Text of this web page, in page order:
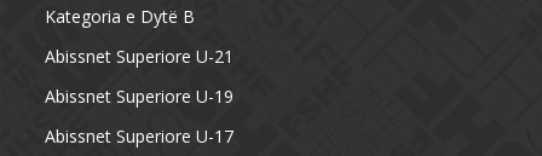
Kategoria e Dytë B
Abissnet Superiore U-21
Abissnet Superiore U-19
Abissnet Superiore U-17